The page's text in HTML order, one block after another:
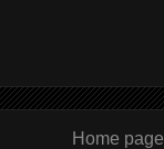
Home page